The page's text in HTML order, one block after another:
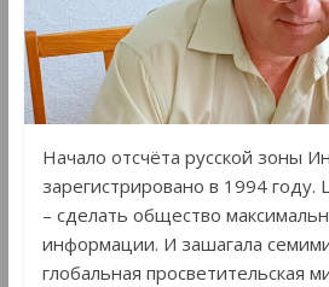
Начало отсчёта русской зоны
зарегистрировано в 1994 году.
– сделать общество
информации. И зашагала
глобальная просветительская